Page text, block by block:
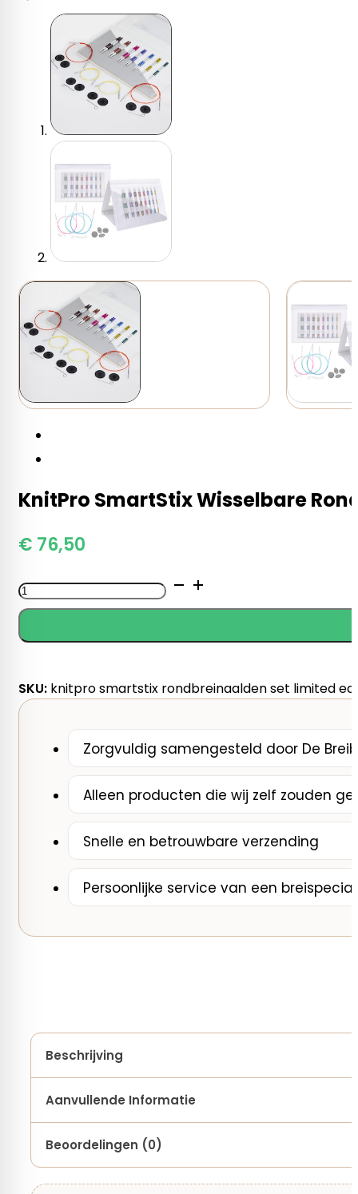
KnitPro SmartStix Wisselbare
€ 76,50
KnitPro
SmartStix
Rondbreinaalden
Deluxe
(kort)
SKU: knitpro smartstix rondbreinaalden set limited
Zorgvuldig samengesteld door De
Alleen producten die wij zelf zouden
Snelle en betrouwbare verzending
Persoonlijke service van een
Beschrijving
Aanvullende Informatie
Materiaal (naalden)
metaal
Beoordelingen (0)